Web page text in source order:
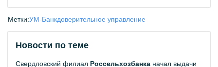
Метки:УМ-Банкдоверительное управление
Новости по теме
Свердловский филиал Россельхозбанка начал выдачи